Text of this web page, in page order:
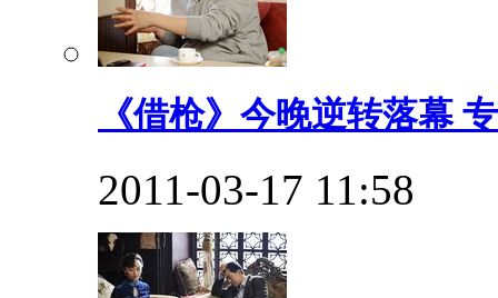
《借枪》今晚逆转落幕
2011-03-17 11:58